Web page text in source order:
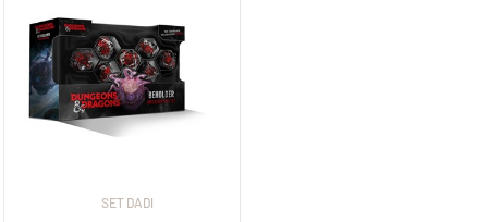
SET DADI